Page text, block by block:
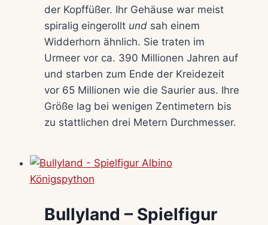
der Kopffüßer. Ihr Gehäuse war meist
spiralig eingerollt undsah einem
Widderhorn ähnlich. Sie traten im
Urmeer vor ca. 390 Millionen Jahren auf
und starben zum Ende der Kreidezeit
vor 65 Millionen wie die Saurier aus. Ihre
Größe lag bei wenigen Zentimetern bis
zu stattlichen drei Metern Durchmesser.
Bullyland – Spielfigur